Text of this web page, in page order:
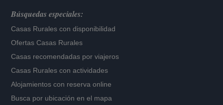
Búsquedas especiales:
Casas Rurales con disponibilidad
Ofertas Casas Rurales
Casas recomendadas por viajeros
Casas Rurales con actividades
Alojamientos con reserva online
Busca por ubicación en el mapa